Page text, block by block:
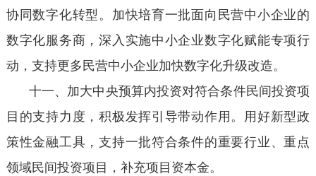
协同数字化转型。加快培育一批面向民营中小企业的
数字化服务商，深入实施中小企业数字化赋能专项行
动，支持更多民营中小企业加快数字化升级改造。
十一、加大中央预算内投资对符合条件民间投资项
目的支持力度，积极发挥引导带动作用。用好新型政
策性金融工具，支持一批符合条件的重要行业、重点
领域民间投资项目，补充项目资本金。